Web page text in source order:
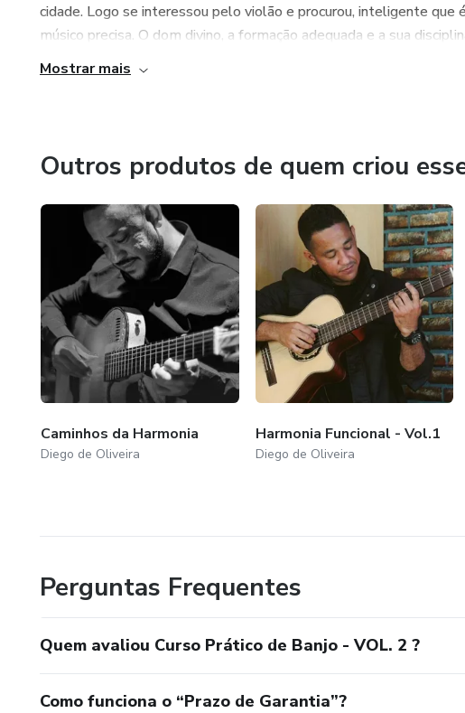
cidade. Logo se interessou pelo violão e procurou, inteligente que
músico precisa. O dom divino, a formação adequada e a sua
Mostrar mais
Outros produtos de quem criou
Caminhos da Harmonia
Diego de Oliveira
Harmonia Funcional - Vol.1
Diego de Oliveira
Perguntas Frequentes
Quem avaliou Curso Prático de Banjo - VOL. 2 ?
Como funciona o “Prazo de Garantia”?